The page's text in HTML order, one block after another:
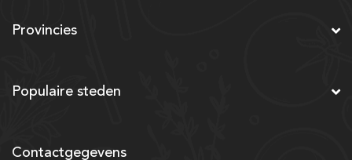
Provincies
Populaire steden
Contactgegevens